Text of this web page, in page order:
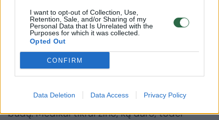
I want to opt-out of Collection, Use,
Retention, Sale, and/or Sharing of my
Personal Data that Is Unrelated with the
Purposes for which it was collected.
Opted Out
CONFIRM
Data Deletion Data Access Privacy Policy
Draugija savo nariams siūlo daugiau dėmesio
skirti sportui ir sveikai mitybai, šiuos
metodus derinant su tinkamu gydymu,
galima pasiekti itin gerų rezultatų.
Lietuvoje jau yra pačių įvairiausių gydymo
būdų. Medikai tikrai žino, ką daro, todėl